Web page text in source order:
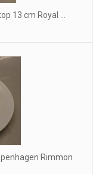
13 cm Royal ...
Rimmon